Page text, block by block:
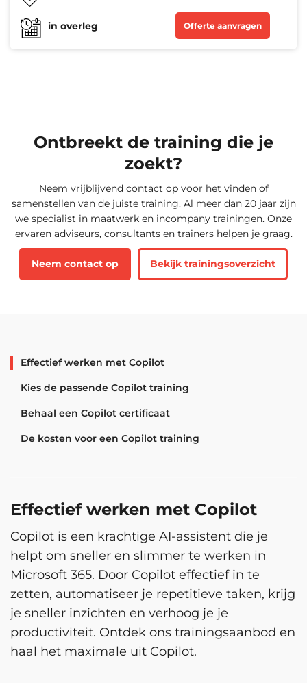
in overleg Offerte aanvragen
Ontbreekt de training die je
zoekt?
Neem vrijblijvend contact op voor het vinden of
samenstellen van de juiste training. Al meer dan 20 jaar zijn
we specialist in maatwerk en incompany trainingen. Onze
ervaren adviseurs, consultants en trainers helpen je graag.
Neem contact op Bekijk trainingsoverzicht
Effectief werken met Copilot
Kies de passende Copilot training
Behaal een Copilot certificaat
De kosten voor een Copilot training
Effectief werken met Copilot
Copilot is een krachtige AI-assistent die je
helpt om sneller en slimmer te werken in
Microsoft 365. Door Copilot effectief in te
zetten, automatiseer je repetitieve taken, krijg
je sneller inzichten en verhoog je je
productiviteit. Ontdek ons trainingsaanbod en
haal het maximale uit Copilot.